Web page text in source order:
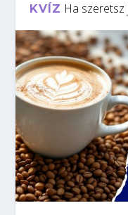
KVÍZ Ha szeretsz